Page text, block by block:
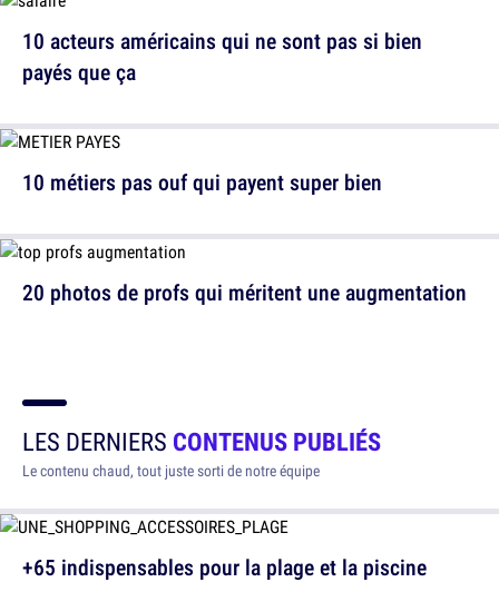
10 acteurs américains qui ne sont pas si bien
payés que ça
20 photos de profs qui méritent une augmentation
10 métiers pas ouf qui payent super bien
LES DERNIERS CONTENUS PUBLIÉS
Le contenu chaud, tout juste sorti de notre équipe
+65 indispensables pour la plage et la piscine